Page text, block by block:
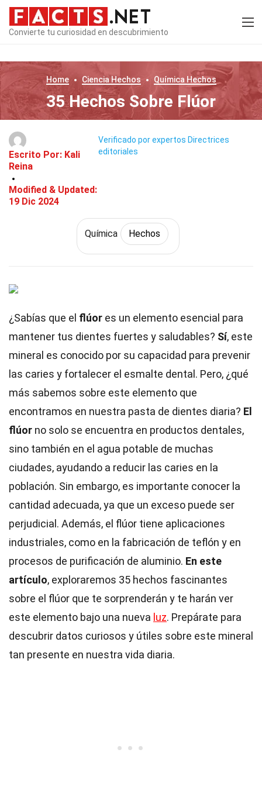
Convierte tu curiosidad en descubrimiento
Home Ciencia Hechos Química Hechos
35 Hechos Sobre Flúor
Escrito Por: Kali
Reina
Modified & Updated:
19 Dic 2024
Verificado por expertos Directrices
editoriales
Química Hechos
¿Sabías que el flúor es un elemento esencial para
mantener tus dientes fuertes y saludables? Sí, este
mineral es conocido por su capacidad para prevenir
las caries y fortalecer el esmalte dental. Pero, ¿qué
más sabemos sobre este elemento que
encontramos en nuestra pasta de dientes diaria? El
flúor no solo se encuentra en productos dentales,
sino también en el agua potable de muchas
ciudades, ayudando a reducir las caries en la
población. Sin embargo, es importante conocer la
cantidad adecuada, ya que un exceso puede ser
perjudicial. Además, el flúor tiene aplicaciones
industriales, como en la fabricación de teflón y en
procesos de purificación de aluminio. En este
artículo, exploraremos 35 hechos fascinantes
sobre el flúor que te sorprenderán y te harán ver
este elemento bajo una nueva luz. Prepárate para
descubrir datos curiosos y útiles sobre este mineral
tan presente en nuestra vida diaria.